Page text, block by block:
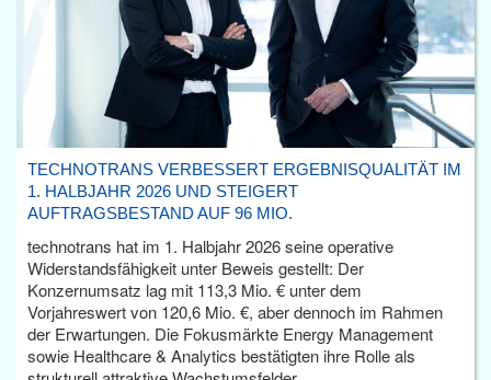
TECHNOTRANS VERBESSERT ERGEBNISQUALITÄT IM
1. HALBJAHR 2026 UND STEIGERT
AUFTRAGSBESTAND AUF 96 MIO.
technotrans hat im 1. Halbjahr 2026 seine operative
Widerstandsfähigkeit unter Beweis gestellt: Der
Konzernumsatz lag mit 113,3 Mio. € unter dem
Vorjahreswert von 120,6 Mio. €, aber dennoch im Rahmen
der Erwartungen. Die Fokusmärkte Energy Management
sowie Healthcare & Analytics bestätigten ihre Rolle als